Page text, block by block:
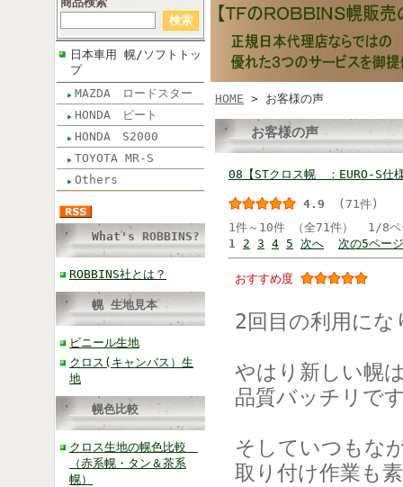
日本車用 幌/ソフトトッ
プ
MAZDA ロードスター
HONDA ビート
HONDA S2000
TOYOTA MR-S
Others
What's ROBBINS?
ROBBINS社とは？
幌 生地見本
ビニール生地
クロス(キャンバス）生
地
幌色比較
クロス生地の幌色比較
（赤系幌・タン＆茶系
幌）
HOME > お客様の声
お客様の声
08【STクロス幌 ：EURO-S
4.9
(71件)
1件～10件 （全71件） 1/8ペ
1
2 3 4 5 次へ 次の5ペー
おすすめ度
2回目の利用にな
やはり新しい幌
品質バッチリで
そしていつもな
取り付け作業も